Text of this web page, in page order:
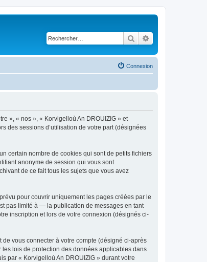
Rechercher
Connexion
», « nos », « Korvigelloù An DROUIZIG » et
des sessions d’utilisation de votre part (désignées
certain nombre de cookies qui sont de petits fichiers
anonyme de session qui vous sont
de ce fait tous les sujets que vous avez
pour couvrir uniquement les pages créées par le
pas limité à — la publication de messages en tant
inscription et lors de votre connexion (désignés ci-
vous connecter à votre compte (désigné ci-après
lois de protection des données applicables dans
par « Korvigelloù An DROUIZIG » durant votre